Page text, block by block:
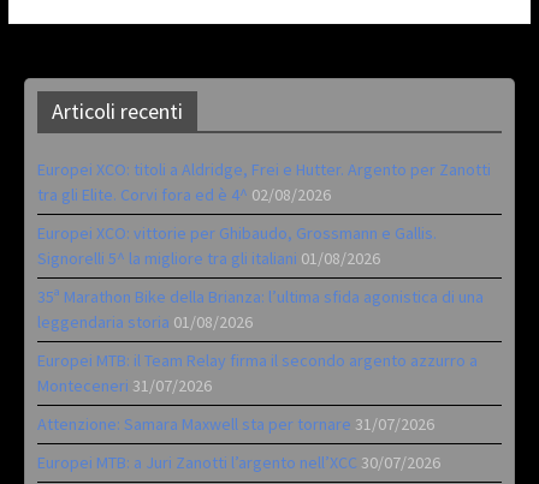
Articoli recenti
Europei XCO: titoli a Aldridge, Frei e Hutter. Argento per Zanotti
tra gli Elite. Corvi fora ed è 4^ 02/08/2026
Europei XCO: vittorie per Ghibaudo, Grossmann e Gallis.
Signorelli 5^ la migliore tra gli italiani 01/08/2026
35ª Marathon Bike della Brianza: l’ultima sfida agonistica di una
leggendaria storia 01/08/2026
Europei MTB: il Team Relay firma il secondo argento azzurro a
Monteceneri 31/07/2026
Attenzione: Samara Maxwell sta per tornare 31/07/2026
Europei MTB: a Juri Zanotti l’argento nell’XCC 30/07/2026